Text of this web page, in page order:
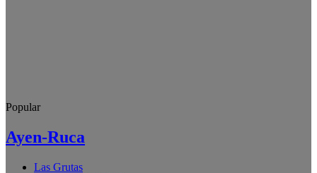
Popular
Ayen-Ruca
Las Grutas